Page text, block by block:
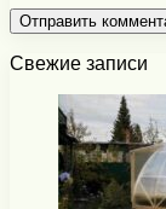
Свежие записи